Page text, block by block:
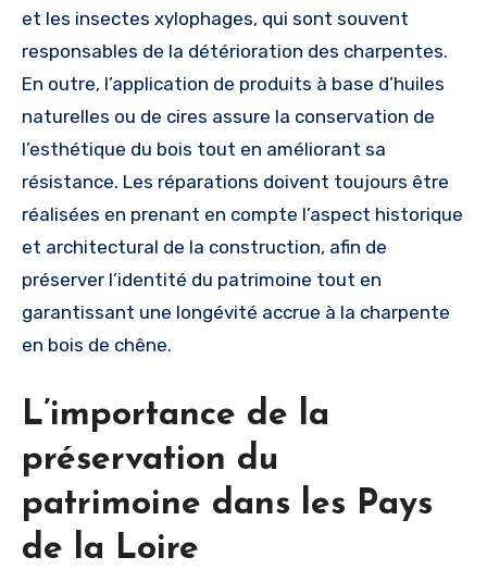
et les insectes xylophages, qui sont souvent
responsables de la détérioration des charpentes.
En outre, l’application de produits à base d’huiles
naturelles ou de cires assure la conservation de
l’esthétique du bois tout en améliorant sa
résistance. Les réparations doivent toujours être
réalisées en prenant en compte l’aspect historique
et architectural de la construction, afin de
préserver l’identité du patrimoine tout en
garantissant une longévité accrue à la charpente
en bois de chêne.
L’importance de la
préservation du
patrimoine dans les Pays
de la Loire